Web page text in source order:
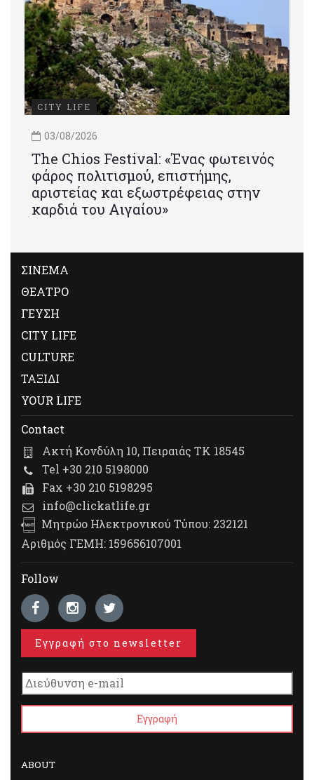
CITY LIFE
03/08/2026
Τhe Chios Festival: «Ένας φωτεινός
φάρος πολιτισμού, επιστήμης,
αριστείας και εξωστρέφειας στην
καρδιά του Αιγαίου»
ΣΙΝΕΜΑ
ΘΕΑΤΡΟ
ΓΕΥΣΗ
CITY LIFE
CULTURE
ΤΑΞΙΔΙ
YOUR LIFE
Contact
Ακτή Κονδύλη 10, Πειραιάς ΤΚ 18545
Tel +30 210 5198000
Fax +30 210 5198295
info@clickatlife.gr
Μητρώο Ηλεκτρονικού Τύπου: 232121
Αριθμός ΓΕΜΗ: 159656107001
Follow
Εγγραφή στο newsletter
ABOUT